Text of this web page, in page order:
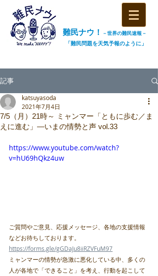
難民ナウ！ －世界の難民速報－
「難民問題を天気予報のように」
記事
7/5（月）21時～ ミャンマー「ともに歩む／ま
えに進む」―いまの情勢と声 vol.33
katsuyasoda
2021年7月4日
https://www.youtube.com/watch?
v=hU69hQkz4uw
ご質問やご意見、応援メッセージ、各地の支援情報
などお待ちしております。
https://forms.gle/gGDaJu8iiRZVFuM97
ミャンマーの情勢が急激に悪化している中、多くの
人が各地で「できること」を考え、行動を起こして